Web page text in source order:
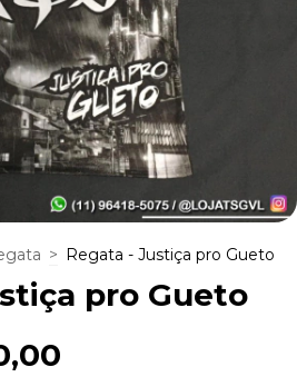
> Regata - Justiça pro Gueto
pro Gueto